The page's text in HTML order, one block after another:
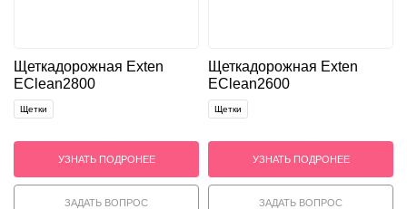
Щеткадорожная Exten
EClean2800
Щетки
УЗНАТЬ ПОДРОНЕЕ
ЗАДАТЬ ВОПРОС
Щеткадорожная Exten
EClean2600
Щетки
УЗНАТЬ ПОДРОНЕЕ
ЗАДАТЬ ВОПРОС